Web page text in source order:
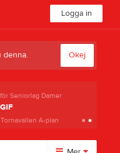
Logga in
denna. Okej
Seniorlag Damer
Tornavallen A-plan